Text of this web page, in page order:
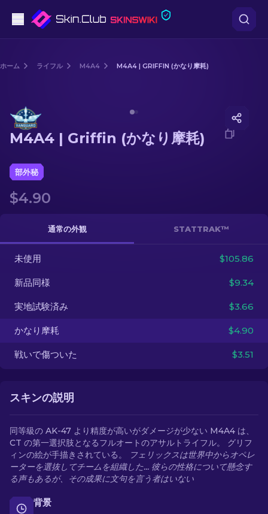
ライフル
スナイパーライフル
ナイフ
グローブ
ケース
その他
ホーム ライフル M4A4 M4A4 | GRIFFIN (かなり摩耗)
M4A4 | Griffin (かなり摩耗)
部外秘
$4.90
通常の外観 STATTRAK™
未使用 $105.86
新品同様 $9.34
実地試験済み $3.66
かなり摩耗 $4.90
戦いで傷ついた $3.51
スキンの説明
同等級の AK-47 より精度が高いがダメージが少ない M4A4 は、
CT の第一選択肢となるフルオートのアサルトライフル。 グリフ
ィンの絵が手描きされている。
フェリックスは世界中からオペレ
ーターを選抜してチームを組織した... 彼らの性格について懸念す
る声もあるが、その成果に文句を言う者はいない
背景